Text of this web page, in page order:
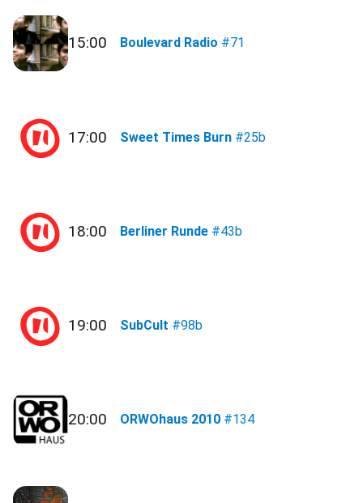
15:00 Boulevard Radio #71
17:00 Sweet Times Burn #25b
18:00 Berliner Runde #43b
19:00 SubCult #98b
20:00 ORWOhaus 2010 #134